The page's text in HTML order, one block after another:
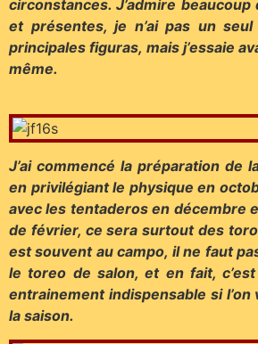
circonstances. J’admire
et présentes, je n’ai pas un
principales figuras, mais j’essaie
même.
J’ai commencé la préparation de
en privilégiant le physique en
avec les tentaderos en décembre
de février, ce sera surtout des
est souvent au campo, il ne faut
le toreo de salon, et en fait,
entrainement indispensable si
la saison.